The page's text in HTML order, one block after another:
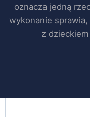
oznacza jedną
wykonanie
z